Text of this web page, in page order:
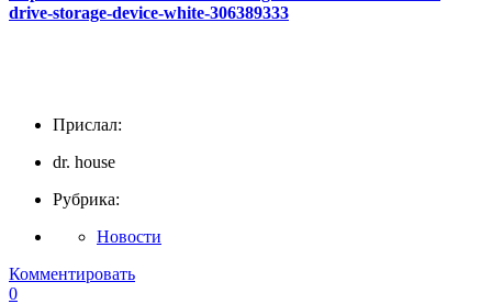
drive-storage-device-white-306389333
Прислал:
dr. house
Рубрика:
Новости
Комментировать
0